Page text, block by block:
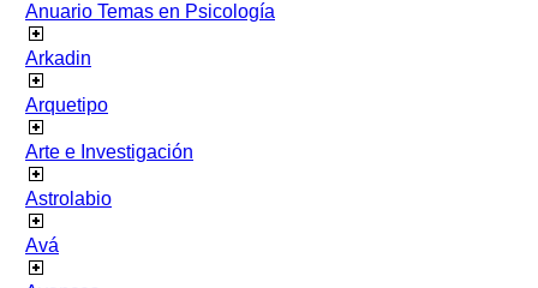
Anuario Temas en Psicología
Arkadin
Arquetipo
Arte e Investigación
Astrolabio
Avá